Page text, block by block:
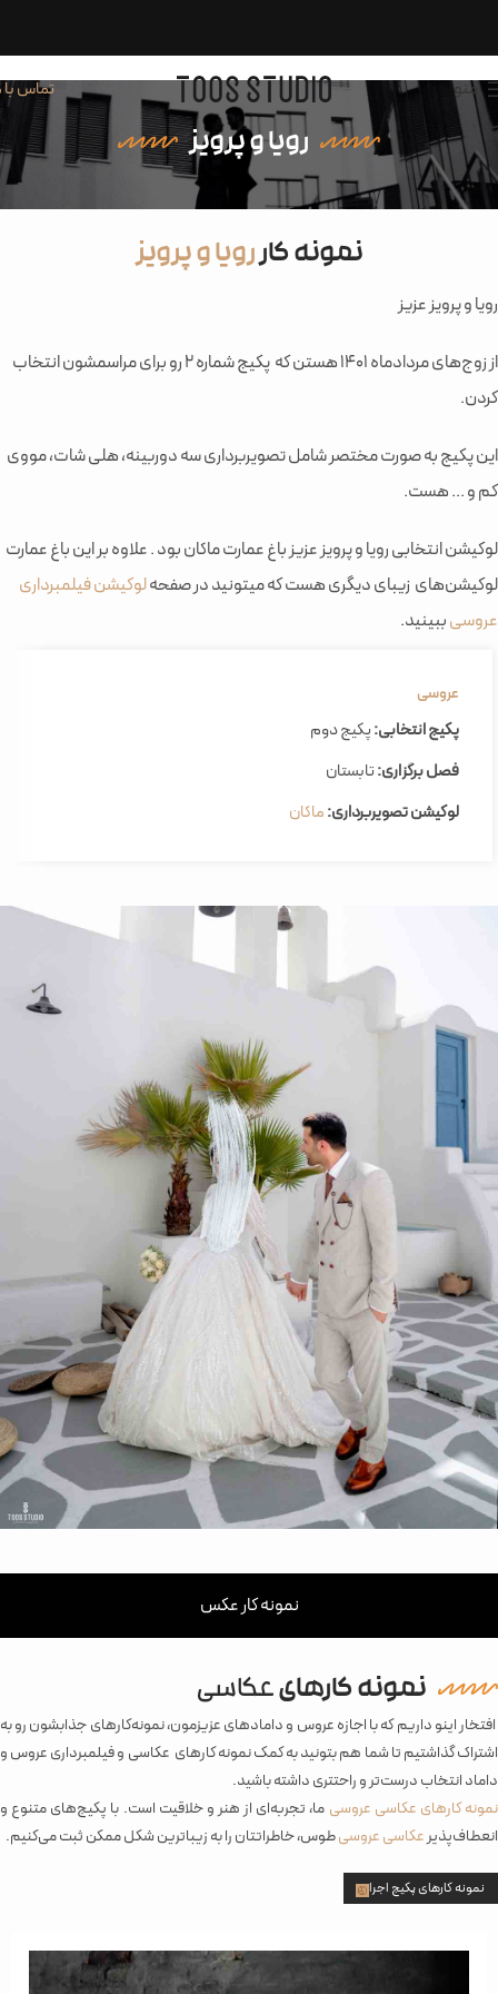
منو تماس با
رویا و پرویز
نمونه کاررویا و پرویز
رویا و پرویز عزیز
از زوج‌های مردادماه ۱۴۰1 هستن که پکیج شماره ۲ رو برای مراسمشون انتخاب
کردن.
این پکیج به صورت مختصر شامل تصویربرداری سه دوربینه، هلی شات، مووی
کم و ... هست.
لوکیشن انتخابی رویا و پرویز عزیز باغ عمارت ماکان بود . علاوه بر این باغ عمارت
لوکیشن‌های زیبای دیگری هست که میتونید در صفحهلوکیشن فیلمبرداری
عروسیببینید.
عروسی
پکیج انتخابی:پکیج دوم
فصل برگزاری:تابستان
لوکیشن تصویربرداری:ماکان
نمونه کار عکس
نمونه کارهایعکاسی
افتخار اینو داریم که با اجازه عروس و دامادهای عزیزمون، نمونه‌کارهای جذابشون رو به
اشتراک گذاشتیم تا شما هم بتونید به کمک نمونه کارهای عکاسی و فیلمبرداری عروس و
داماد انتخاب درست‌تر و راحتتری داشته باشید.
نمونه کارهای عکاسی عروسی ما، تجربه‌ای از هنر و خلاقیت است. با پکیج‌های متنوع و
انعطاف‌پذیرعکاسی عروسیطوس، خاطراتتان را به زیباترین شکل ممکن ثبت می‌کنیم.
نمونه کارهای پکیج اجرا